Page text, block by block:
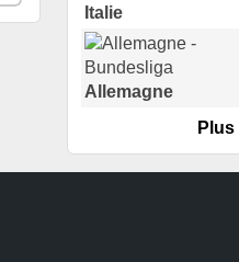
Italie
Allemagne
Portugal
Plus